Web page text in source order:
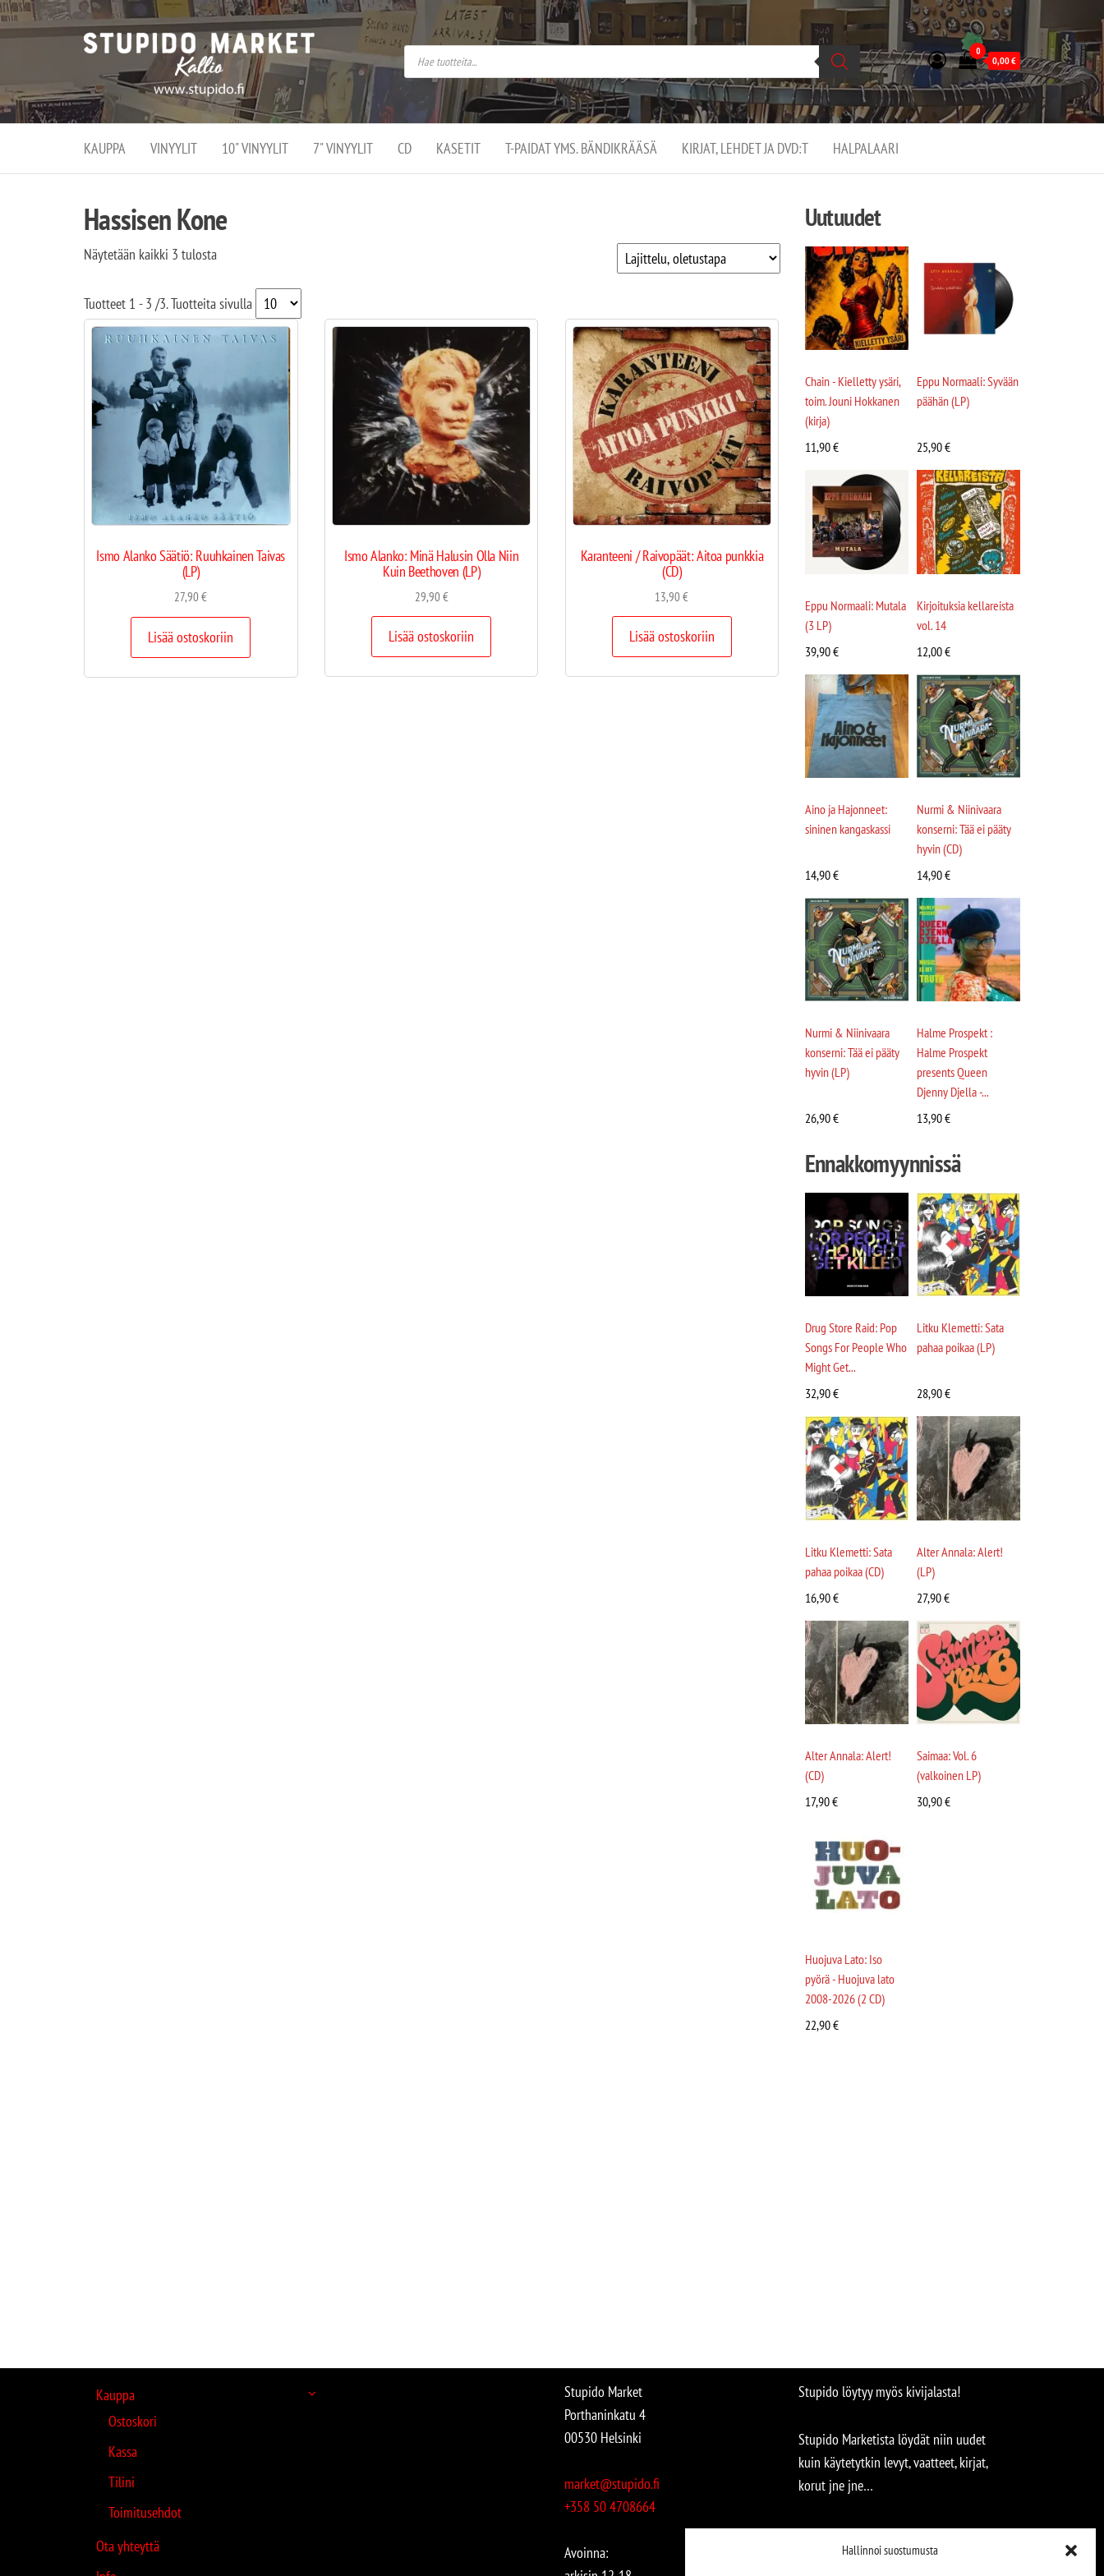
Hallinnoi suostumusta
Stupido
Market –
verkossa
ja
kivijalassa
Stupido Market on
vaihtoehtomusaan
erikoistunut
verkko- sekä
kivijalkakauppa
Helsingissä
Kallion
0
0,00€
KAUPPA VINYYLIT 10" VINYYLIT 7" VINYYLIT CD KASETIT T-PAIDAT YMS. BÄNDIKRÄÄSÄ KIRJAT, LEHDET JA DVD:T HALPALAARI
Hassisen Kone
Näytetään kaikki 3 tulosta
Tuotteet 1 - 3 /3. Tuotteita sivulla
Ismo Alanko Säätiö: Ruuhkainen Taivas
(LP)
27,90€
Lisää ostoskoriin
Ismo Alanko: Minä Halusin Olla Niin
Kuin Beethoven (LP)
29,90€
Lisää ostoskoriin
Karanteeni / Raivopäät: Aitoa punkkia
(CD)
13,90€
Lisää ostoskoriin
Uutuudet
Chain - Kielletty ysäri,
toim. Jouni Hokkanen
(kirja)
11,90€
Eppu Normaali: Syvään
päähän (LP)
25,90€
Eppu Normaali: Mutala
(3 LP)
39,90€
Kirjoituksia kellareista
vol. 14
12,00€
Aino ja Hajonneet:
sininen kangaskassi
14,90€
Nurmi & Niinivaara
konserni: Tää ei pääty
hyvin (CD)
14,90€
Nurmi & Niinivaara
konserni: Tää ei pääty
hyvin (LP)
26,90€
Halme Prospekt :
Halme Prospekt
presents Queen
Djenny Djella -...
13,90€
Ennakkomyynnissä
Drug Store Raid: Pop
Songs For People Who
Might Get...
32,90€
Litku Klemetti: Sata
pahaa poikaa (LP)
28,90€
Litku Klemetti: Sata
pahaa poikaa (CD)
16,90€
Alter Annala: Alert!
(LP)
27,90€
Alter Annala: Alert!
(CD)
17,90€
Saimaa: Vol. 6
(valkoinen LP)
30,90€
Huojuva Lato: Iso
pyörä - Huojuva lato
2008-2026 (2 CD)
22,90€
Kauppa
Ostoskori
Kassa
Tilini
Toimitusehdot
Ota yhteyttä
Stupido Market
Porthaninkatu 4
00530 Helsinki
market@stupido.fi
+358 50 4708664
Avoinna:
Stupido löytyy myös kivijalasta!
Stupido Marketista löydät niin uudet
kuin käytetytkin levyt, vaatteet, kirjat,
korut jne jne…